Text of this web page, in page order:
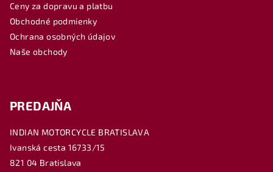
Ceny za dopravu a platbu
Obchodné podmienky
Ochrana osobných údajov
Naše obchody
PREDAJŇA
INDIAN MOTORCYCLE BRATISLAVA
Ivanská cesta 16733/15
821 04 Bratislava